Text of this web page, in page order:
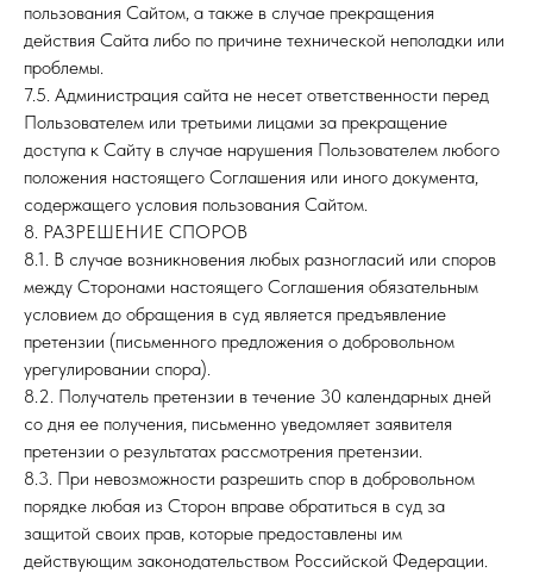
пользования Сайтом, а также в случае прекращения
действия Сайта либо по причине технической неполадки или
проблемы.
7.5. Администрация сайта не несет ответственности перед
Пользователем или третьими лицами за прекращение
доступа к Сайту в случае нарушения Пользователем любого
положения настоящего Соглашения или иного документа,
содержащего условия пользования Сайтом.
8. РАЗРЕШЕНИЕ СПОРОВ
8.1. В случае возникновения любых разногласий или споров
между Сторонами настоящего Соглашения обязательным
условием до обращения в суд является предъявление
претензии (письменного предложения о добровольном
урегулировании спора).
8.2. Получатель претензии в течение 30 календарных дней
со дня ее получения, письменно уведомляет заявителя
претензии о результатах рассмотрения претензии.
8.3. При невозможности разрешить спор в добровольном
порядке любая из Сторон вправе обратиться в суд за
защитой своих прав, которые предоставлены им
действующим законодательством Российской Федерации.